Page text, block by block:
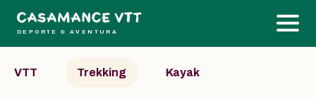
DEPORTE & AVENTURA
VTT Trekking Kayak